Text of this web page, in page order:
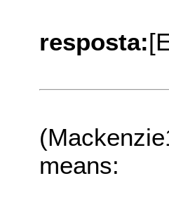
resposta:
means: